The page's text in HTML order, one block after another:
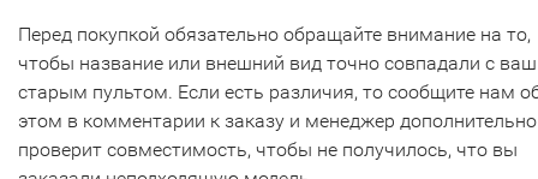
Перед покупкой обязательно обращайте внимание на то,
чтобы название или внешний вид точно совпадали с
старым пультом. Если есть различия, то сообщите нам
этом в комментарии к заказу и менеджер дополнительно
проверит совместимость, чтобы не получилось, что вы